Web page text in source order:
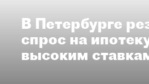
В Петербурге
спрос на
высоким